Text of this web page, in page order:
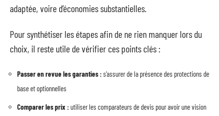
adaptée, voire d’économies substantielles.
Pour synthétiser les étapes afin de ne rien manquer lors du
choix, il reste utile de vérifier ces points clés :
Passer en revue les garanties :s’assurer de la présence des protections de
base et optionnelles
Comparer les prix :utiliser les comparateurs de devis pour avoir une vision